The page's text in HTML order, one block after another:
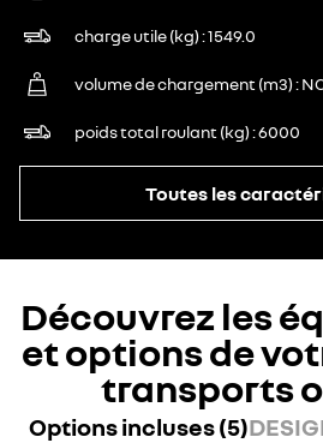
charge utile (kg) 1549.0
volume de chargement (m3)
poids total roulant (kg) 6000
Toutes les
Découvrez les
et options de
transports
Options incluses (5)